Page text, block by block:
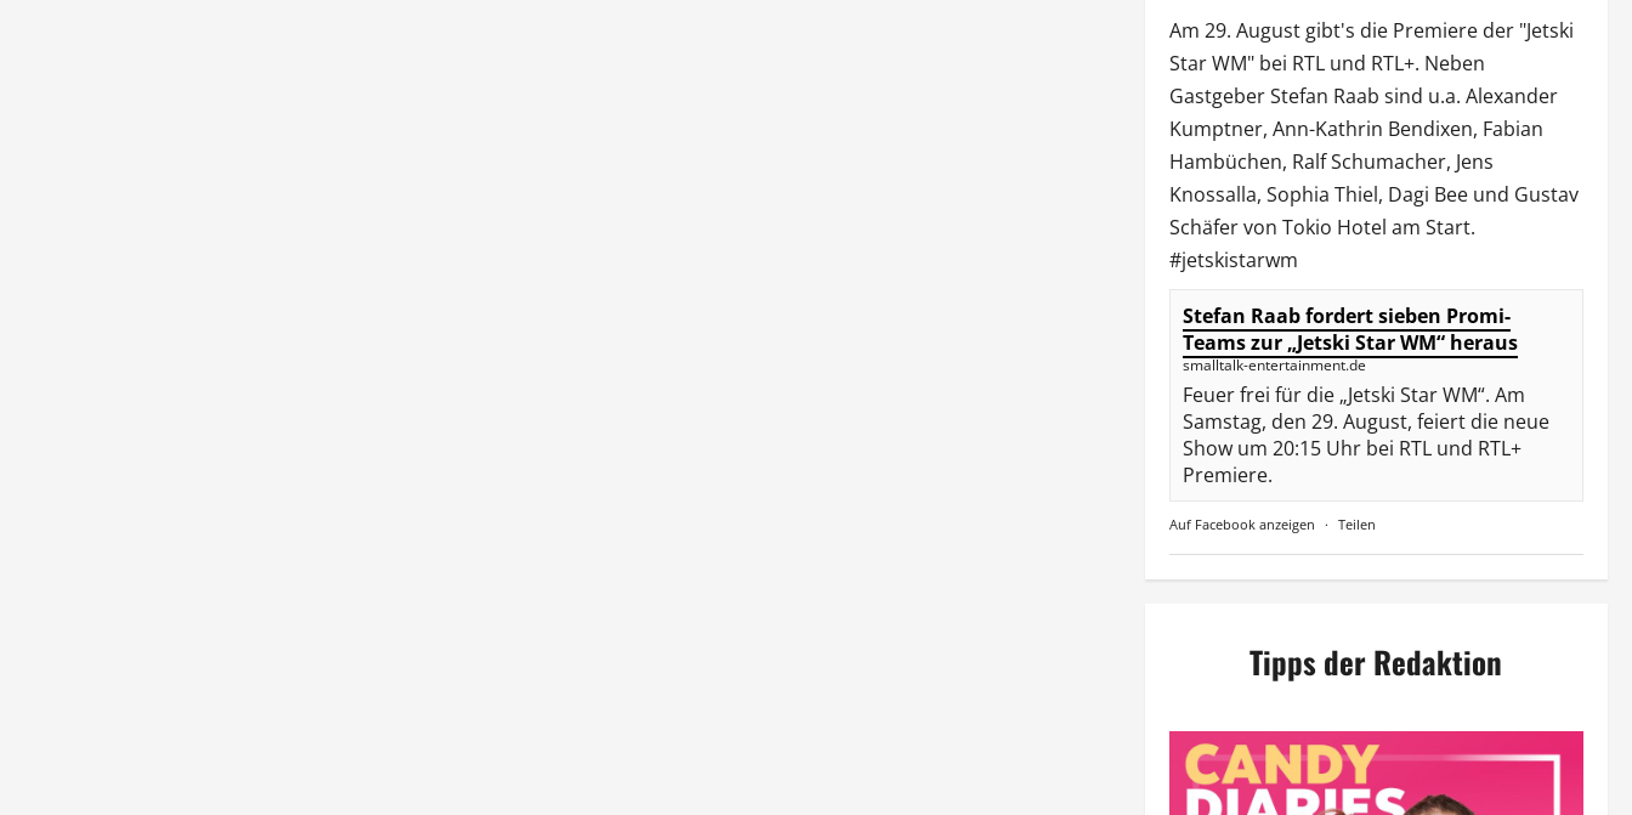
Am 29. August gibt's die Premiere der "Jetski
Star WM" bei RTLund RTL+. Neben
Gastgeber Stefan Raab sind u.a. Alexander
Kumptner, Ann-Kathrin Bendixen, Fabian
Hambüchen, Ralf Schumacher, Jens
Knossalla, Sophia Thiel, Dagi Beeund Gustav
Schäfer von Tokio Hotel am Start.
#jetskistarwm
Stefan Raab fordert sieben Promi-
Teams zur „Jetski Star WM“ heraus
smalltalk-entertainment.de
Feuer frei für die „Jetski Star WM“. Am
Samstag, den 29. August, feiert die neue
Show um 20:15 Uhr bei RTL und RTL+
Premiere.
Auf Facebook anzeigen · Teilen
Tipps der Redaktion